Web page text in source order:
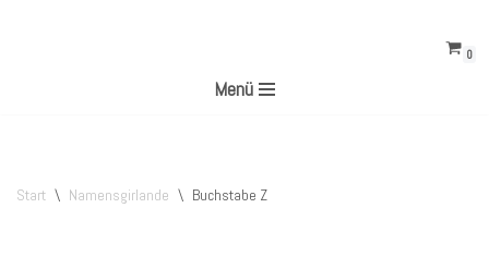
0
Menü
Start \ Namensgirlande \ Buchstabe Z